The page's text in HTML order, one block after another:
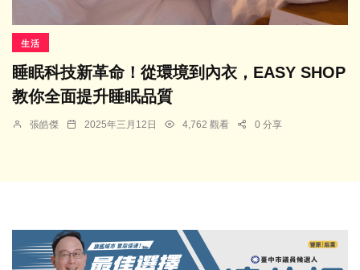
生活
睡眠科技新革命！從環境到內衣，EASY SHOP
教你全面提升睡眠品質
張皓傑 2025年三月12日 4,762 觀看 0 分享